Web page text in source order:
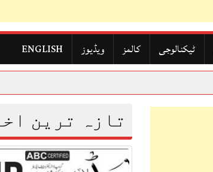
ٹیکنالوجی کالمز ویڈیوز ENGLISH
تازہ ترین